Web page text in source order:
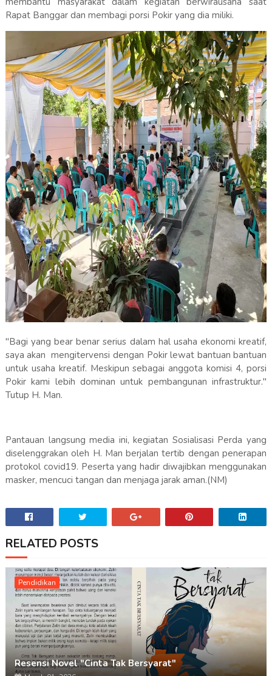
Rapat Banggar dan membagi porsi Pokir yang dia miliki.
"Bagi yang bear benar serius dalam hal usaha ekonomi kreatif,
saya akan mengitervensi dengan Pokir lewat bantuan bantuan
untuk usaha kreatif. Meskipun sebagai anggota komisi 4, porsi
Pokir kami lebih dominan untuk pembangunan infrastruktur."
Tutup H. Man.
Pantauan langsung media ini, kegiatan Sosialisasi Perda yang
diselenggrakan oleh H. Man berjalan tertib dengan penerapan
protokol covid19. Peserta yang hadir diwajibkan menggunakan
masker, mencuci tangan dan menjaga jarak aman.(NM)
RELATED POSTS
Pendidikan
Resensi Novel "Cinta Tak Bersyarat"